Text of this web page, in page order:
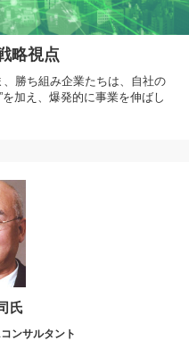
略視点
勝ち組み企業たちは、自社の
を加え、爆発的に事業を伸ばし
氏
ンサルタント